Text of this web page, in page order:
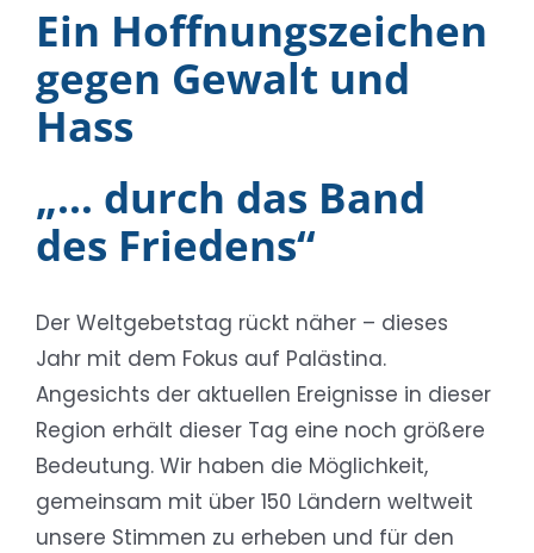
Ein Hoffnungszeichen
gegen Gewalt und
Hass
„… durch das Band
des Friedens“
Der Weltgebetstag rückt näher – dieses
Jahr mit dem Fokus auf Palästina.
Angesichts der aktuellen Ereignisse in dieser
Region erhält dieser Tag eine noch größere
Bedeutung. Wir haben die Möglichkeit,
gemeinsam mit über 150 Ländern weltweit
unsere Stimmen zu erheben und für den